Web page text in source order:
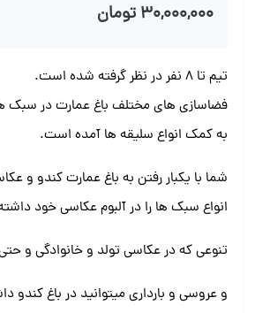
۳۰,۰۰۰,۰۰۰ تومان
تیم تا ۸ نفر در نظر گرفته شده است.
فضاسازی های مختلف باغ عمارت در سبک
به کمک انواع سلیقه ها آمده است.
شما با یکبار رفتن به باغ عمارت کندو و
انواع سبک ها را در آلبوم عکاسی خود
تنوعی که در عکاسی تولد و خانوادگی و
و عروسی و بارداری میتوانید در باغ